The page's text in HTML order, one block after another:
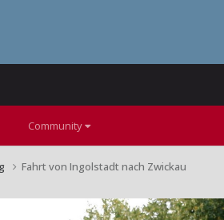
Community
Fahrt von Ingolstadt nach Zwickau